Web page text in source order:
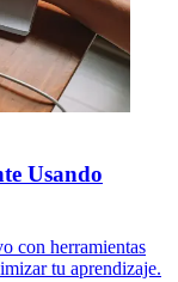
Usando
con herramientas
tu aprendizaje.